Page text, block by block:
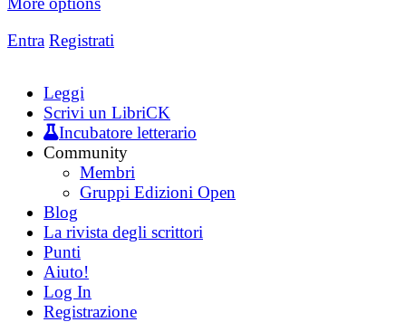
Entra Registrati
Leggi
Scrivi un LibriCK
Incubatore letterario
Community
Membri
Gruppi Edizioni Open
Blog
La rivista degli scrittori
Punti
Aiuto!
Log In
Registrazione